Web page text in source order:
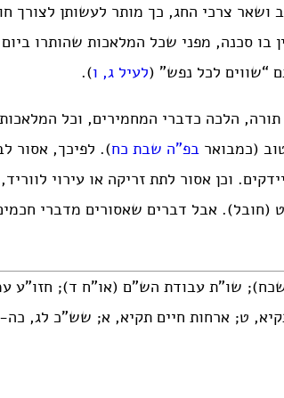
צרכי החג, כך מותר לעשותן לצורך
סכנה, מפני שכל המלאכות שהותרו
“שווים לכל נפש” (לעיל ג, ו).
הלכה כדברי המחמירים, וכל
(כמבואר בפ”ה שבת כח). לפיכך, אסור
וכן אסור לתת זריקה או עירוי
(חובל). אבל דברים שאסורים מדברי
שו”ת עבודת הש”ם (או”ח ד); חזו”ע
ט; ארחות חיים תקיא, א; שש”כ לג,